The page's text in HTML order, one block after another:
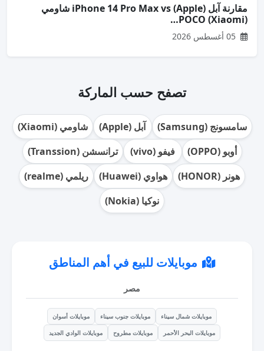
مقارنة آبل (Apple) iPhone 14 Pro Max vs شاومي
(Xiaomi) POCO…
تصفح حسب الماركة
سامسونج (Samsung) آبل (Apple)
شاومي (Xiaomi)
أوبو (OPPO)
فيفو (vivo)
ترانسشن (Transsion)
هونر (HONOR)
هواوي (Huawei)
ريلمي (realme)
نوكيا (Nokia)
موبايلات للبيع في أهم المناطق
مصر
موبايلات شمال سيناء موبايلات جنوب سيناء
موبايلات أسوان
موبايلات البحر الأحمر
موبايلات مطروح موبايلات الوادي الجديد